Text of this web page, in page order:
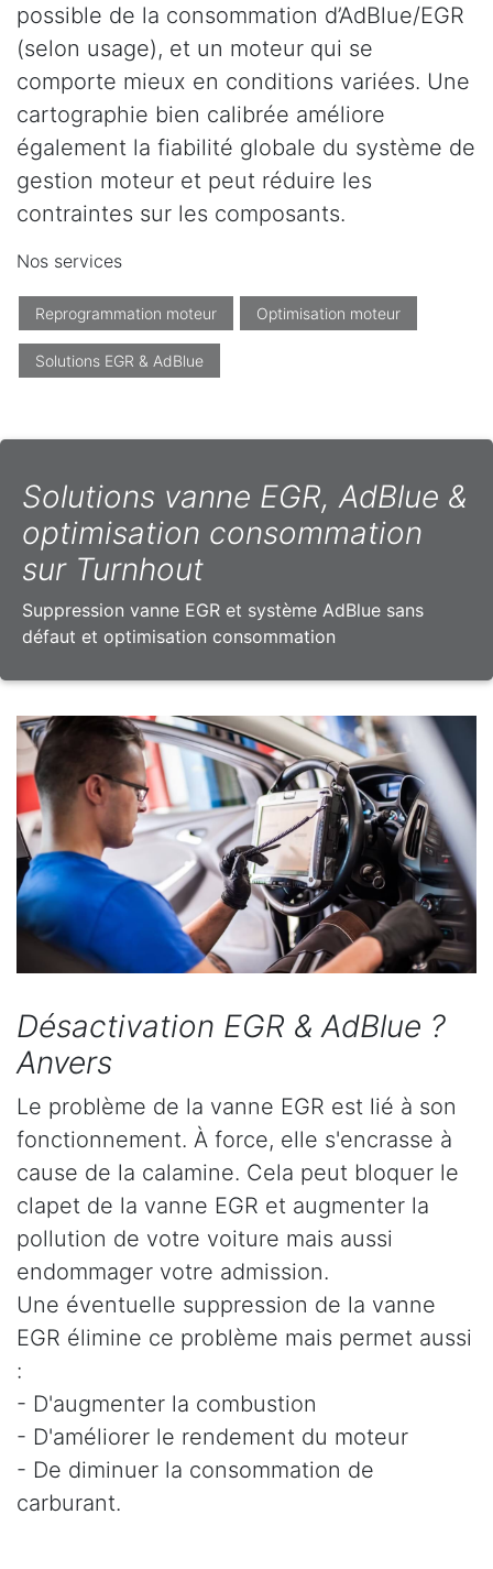
possible de la consommation d’AdBlue/EGR
(selon usage), et un moteur qui se
comporte mieux en conditions variées. Une
cartographie bien calibrée améliore
également la fiabilité globale du système de
gestion moteur et peut réduire les
contraintes sur les composants.
Nos services
Reprogrammation moteur Optimisation moteur
Solutions EGR & AdBlue
Solutions vanne EGR, AdBlue &
optimisation consommation
sur Turnhout
Suppression vanne EGR et système AdBlue sans
défaut et optimisation consommation
Désactivation EGR & AdBlue ?
Anvers
Le problème de la vanne EGR est lié à son
fonctionnement. À force, elle s'encrasse à
cause de la calamine. Cela peut bloquer le
clapet de la vanne EGR et augmenter la
pollution de votre voiture mais aussi
endommager votre admission.
Une éventuelle suppression de la vanne
EGR élimine ce problème mais permet aussi
:
- D'augmenter la combustion
- D'améliorer le rendement du moteur
- De diminuer la consommation de
carburant.